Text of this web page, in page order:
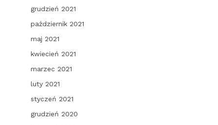
grudzień 2021
październik 2021
maj 2021
kwiecień 2021
marzec 2021
luty 2021
styczeń 2021
grudzień 2020